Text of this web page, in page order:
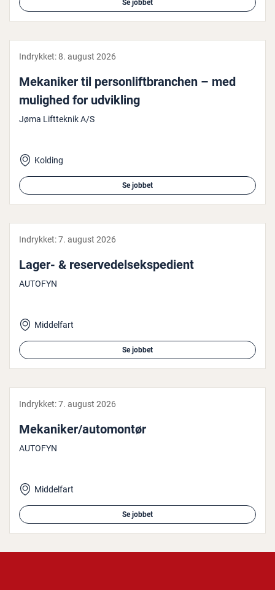
Se jobbet
Indrykket:8. august 2026
Mekaniker til per­son­lift­bran­chen – med
mulighed for udvikling
Jøma Liftteknik A/S
Kolding
Se jobbet
Indrykket:7. august 2026
Lager- & re­ser­ve­del­s­eks­pe­di­ent
AUTOFYN
Middelfart
Se jobbet
Indrykket:7. august 2026
Mekaniker/au­to­montør
AUTOFYN
Middelfart
Se jobbet